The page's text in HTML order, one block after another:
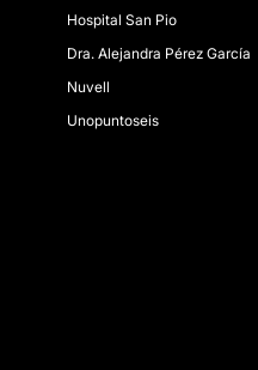
Hospital San Pio
Dra. Alejandra Pérez García
Nuvell
Unopuntoseis